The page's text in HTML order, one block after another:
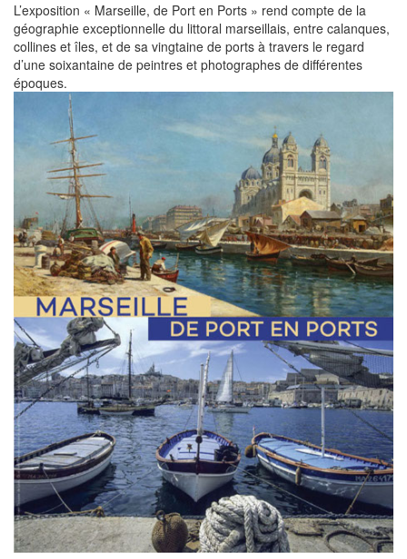
L’exposition « Marseille, de Port en Ports » rend compte de la
géographie exceptionnelle du littoral marseillais, entre calanques,
collines et îles, et de sa vingtaine de ports à travers le regard
d’une soixantaine de peintres et photographes de différentes
époques.